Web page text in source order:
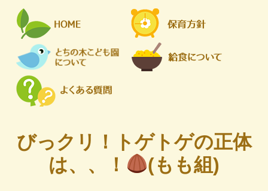
びっクリ！トゲトゲの正体
は、、！
(もも組)